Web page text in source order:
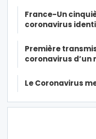
France-Un
coronavirus
Première
coronavirus d’un
Le Coronavirus